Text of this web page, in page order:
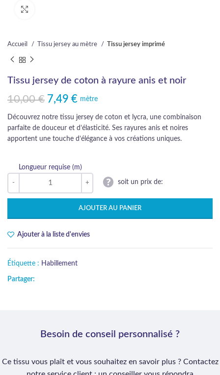
Accueil Tissu jersey au mètre Tissu jersey imprimé
Tissu jersey de coton à rayure anis et noir
10,00€
Le prix initial était : 10,00 €.
7,49 €
Le prix actuel est : 7,49 €.mètre
Découvrez notre tissu jersey de coton et lycra, une combinaison
parfaite de douceur et d’élasticité. Ses rayures anis et noires
apportent une touche d’élégance à vos créations uniques.
Longueur requise (m)
soit un prix de:
AJOUTER AU PANIER
Ajouter à la liste d'envies
Étiquette : Habillement
Partager:
Besoin de conseil personnalisé ?
Ce tissu vous plaît et vous souhaitez en savoir plus ? Contactez